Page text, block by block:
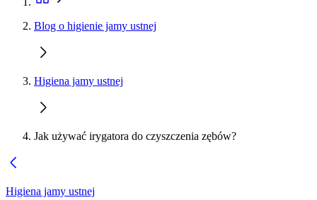
Blog o higienie jamy ustnej
Higiena jamy ustnej
Jak używać irygatora do czyszczenia zębów?
Higiena jamy ustnej